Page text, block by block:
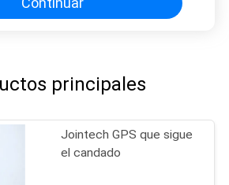
principales
Jointech GPS que sigue
el candado